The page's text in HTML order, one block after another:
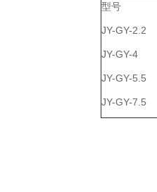
型号
JY-GY-2.2
JY-GY-4
JY-GY-5.5
JY-GY-7.5